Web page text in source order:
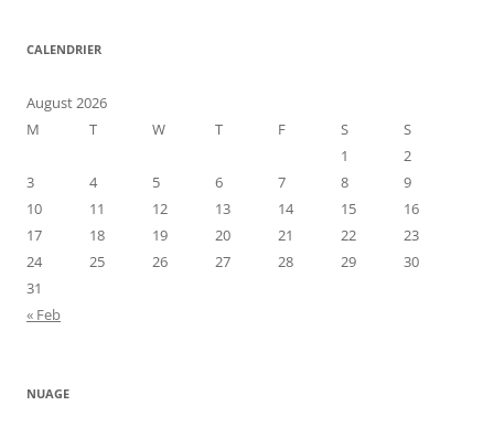
CALENDRIER
August 2026
M
T W T F S
S
1
2
3
4 5 6 7 8
9
10
11 12 13 14 15
16
17
18 19 20 21 22
23
24
25 26 27 28 29
30
31
« Feb
NUAGE